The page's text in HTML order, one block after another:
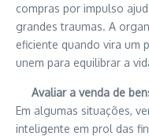
compras por impulso
grandes traumas. A
eficiente quando vira um
unem para equilibrar a
Avaliar a venda de
Em algumas situações,
inteligente em prol das